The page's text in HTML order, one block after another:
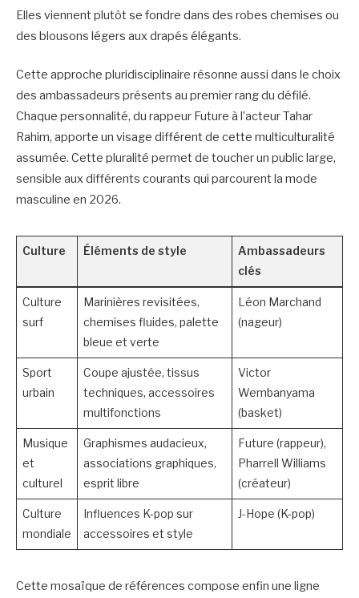
Elles viennent plutôt se fondre dans des robes chemises ou
des blousons légers aux drapés élégants.
Cette approche pluridisciplinaire résonne aussi dans le choix
des ambassadeurs présents au premier rang du défilé.
Chaque personnalité, du rappeur Future à l’acteur Tahar
Rahim, apporte un visage différent de cette multiculturalité
assumée. Cette pluralité permet de toucher un public large,
sensible aux différents courants qui parcourent la mode
masculine en 2026.
Culture Éléments de style
Ambassadeurs
clés
Culture
surf
Marinières revisitées,
chemises fluides, palette
bleue et verte
Léon Marchand
(nageur)
Sport
urbain
Coupe ajustée, tissus
techniques, accessoires
multifonctions
Victor
Wembanyama
(basket)
Musique
et
culturel
Graphismes audacieux,
associations graphiques,
esprit libre
Future (rappeur),
Pharrell Williams
(créateur)
Culture
mondiale
Influences K-pop sur
accessoires et style
J-Hope (K-pop)
Cette mosaïque de références compose enfin une ligne